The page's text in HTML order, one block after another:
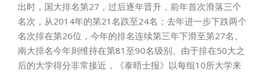
出时，国大排名第27，过后逐年晋升，前年首次滑落三个
名次，从2014年的第21名跌至24名；去年进一步下跌两个
名次排在第26位，今年的排名连续第三年下滑至第27名。
南大排名今年则维持在第81至90名级别。由于排在50大之
后的大学得分非常接近，《泰晤士报》以每组10所大学来